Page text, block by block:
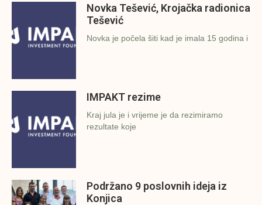
Novka Tešević, Krojačka radionica
Tešević
Novka je počela šiti kad je imala 15 godina i
IMPAKT rezime
Kraj jula je i vrijeme je da rezimiramo
rezultate koje
Podržano 9 poslovnih ideja iz
Konjica